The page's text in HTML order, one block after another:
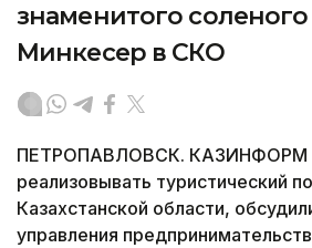
знаменитого соленого
Минкесер в СКО
ПЕТРОПАВЛОВСК. КАЗИНФОРМ -
реализовывать туристический
Казахстанской области,
управления